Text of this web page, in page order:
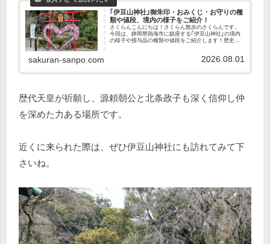
｢伊豆山神社｣御朱印・おみくじ・お守りの種
類や値段、境内の様子をご紹介！
さくらんこんにちは！さくらん散歩のさくらんです。
今回は、静岡県熱海市に鎮座する｢伊豆山神社｣の境内
の様子や授与品の種類や値段をご紹介します！歴史や
sakuran-sanpo.com 2026.08.01
歴代天皇が祈願し、源頼朝公と北条政子も深く信仰し仲
を深めた力ある場所です。
近くに来られた際は、ぜひ伊豆山神社にも訪れてみて下
さいね。